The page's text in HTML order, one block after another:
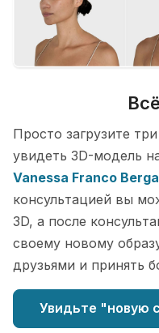
Просто загрузите
увидеть 3D-модель
Vanessa Franco
консультацией вы
3D, а после
своему новому
друзьями и принять
Увидьте "новую